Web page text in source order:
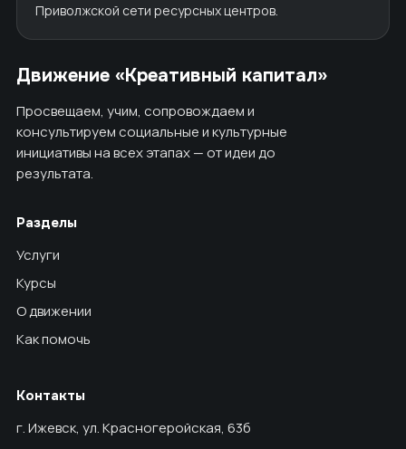
Приволжской сети ресурсных центров.
Движение «Креативный капитал»
Просвещаем, учим, сопровождаем и
консультируем социальные и культурные
инициативы на всех этапах — от идеи до
результата.
Разделы
Услуги
Курсы
О движении
Как помочь
Контакты
г. Ижевск, ул. Красногеройская, 63б